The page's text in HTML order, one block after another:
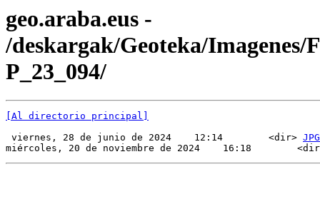
geo.araba.eus -
/deskargak/Geoteka/Imagenes/
P_23_094/
[Al directorio principal]
viernes, 28 de junio de 2024    12:14        <dir> JPG
miércoles, 20 de noviembre de 2024    16:18